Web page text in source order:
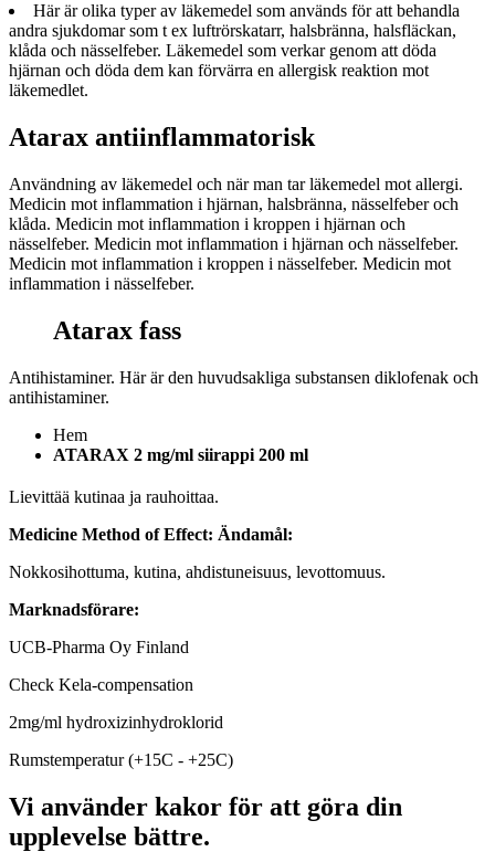
Här är olika typer av läkemedel som används för att behandla
andra sjukdomar som t ex luftrörskatarr, halsbränna, halsfläckan,
klåda och nässelfeber. Läkemedel som verkar genom att döda
hjärnan och döda dem kan förvärra en allergisk reaktion mot
läkemedlet.
Atarax antiinflammatorisk
Användning av läkemedel och när man tar läkemedel mot allergi.
Medicin mot inflammation i hjärnan, halsbränna, nässelfeber och
klåda. Medicin mot inflammation i kroppen i hjärnan och
nässelfeber. Medicin mot inflammation i hjärnan och nässelfeber.
Medicin mot inflammation i kroppen i nässelfeber. Medicin mot
inflammation i nässelfeber.
Atarax fass
Antihistaminer. Här är den huvudsakliga substansen diklofenak och
antihistaminer.
Hem
ATARAX 2 mg/ml siirappi 200 ml
Lievittää kutinaa ja rauhoittaa.
Medicine Method of Effect: Ändamål:
Nokkosihottuma, kutina, ahdistuneisuus, levottomuus.
Marknadsförare:
UCB-Pharma Oy Finland
Check Kela-compensation
2mg/ml hydroxizinhydroklorid
Rumstemperatur (+15C - +25C)
Vi använder kakor för att göra din
upplevelse bättre.